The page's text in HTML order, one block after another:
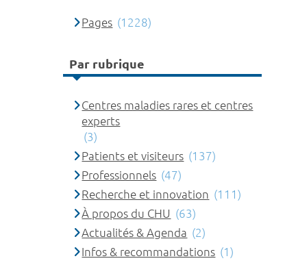
Pages (1228)
Par rubrique
Centres maladies rares et centres
experts
(3)
Patients et visiteurs (137)
Professionnels (47)
Recherche et innovation (111)
À propos du CHU (63)
Actualités & Agenda (2)
Infos & recommandations (1)